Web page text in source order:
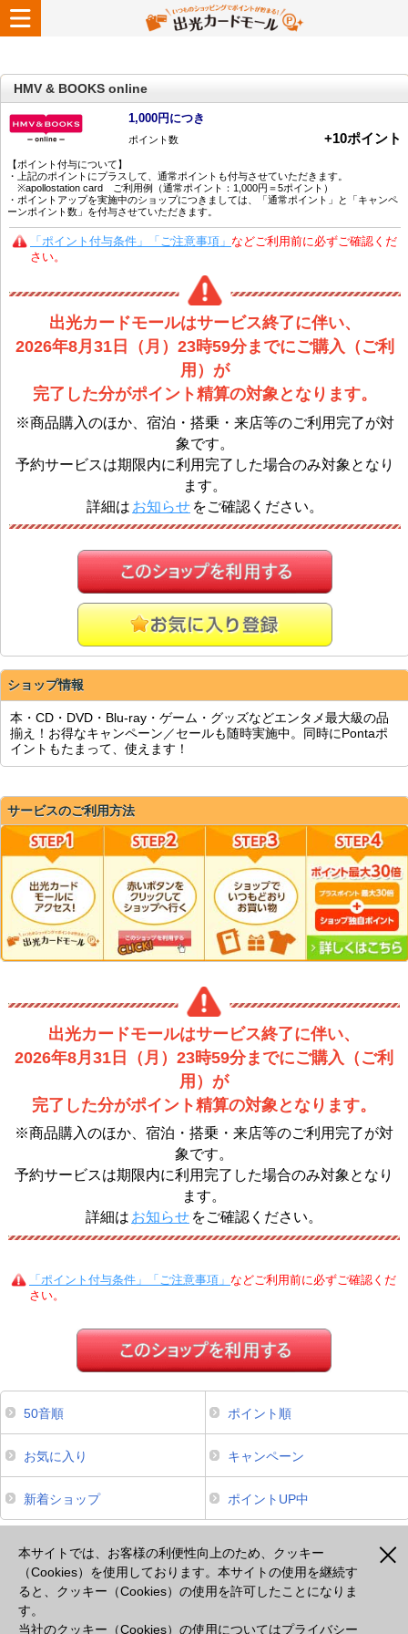
本サイトでは、お客様の利便性向上のため、クッキー
（Cookies）を使用しております。本サイトの使用を継続す
ると、クッキー（Cookies）の使用を許可したことになりま
す。
当社のクッキー（Cookies）の使用についてはプライバシー
HMV & BOOKS online
1,000円につき
ポイント数 +10ポイント
【ポイント付与について】
・上記のポイントにプラスして、通常ポイントも付与させていただきます。
※apollostation card ご利用例（通常ポイント：1,000円＝5ポイント）
・ポイントアップを実施中のショップにつきましては、「通常ポイント」と「キャンペ
ーンポイント数」を付与させていただきます。
「ポイント付与条件」「ご注意事項」 などご利用前に必ずご確認くだ
さい。
出光カードモールはサービス終了に伴い、
2026年8月31日（月）23時59分までにご購入（ご利
用）が
完了した分がポイント精算の対象となります。
※商品購入のほか、宿泊・搭乗・来店等のご利用完了が対
象です。
予約サービスは期限内に利用完了した場合のみ対象となり
ます。
詳細は お知らせ をご確認ください。
ショップ情報
本・CD・DVD・Blu-ray・ゲーム・グッズなどエンタメ最大級の品
揃え！お得なキャンペーン／セールも随時実施中。同時にPontaポ
イントもたまって、使えます！
サービスのご利用方法
出光カードモールはサービス終了に伴い、
2026年8月31日（月）23時59分までにご購入（ご利
用）が
完了した分がポイント精算の対象となります。
※商品購入のほか、宿泊・搭乗・来店等のご利用完了が対
象です。
予約サービスは期限内に利用完了した場合のみ対象となり
ます。
詳細は お知らせ をご確認ください。
「ポイント付与条件」「ご注意事項」 などご利用前に必ずご確認くだ
さい。
50音順 ポイント順
お気に入り キャンペーン
新着ショップ ポイントUP中
注意事項 プライバシーポリシー セキュリティポリシー
cookie等の使用について